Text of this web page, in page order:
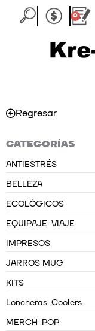
0
Regresar
CATEGORÍAS
ANTIESTRÉS
BELLEZA
ECOLÓGICOS
EQUIPAJE-VIAJE
IMPRESOS
JARROS MUG
KITS
Loncheras-Coolers
MERCH-POP